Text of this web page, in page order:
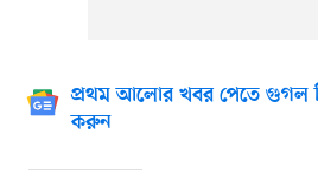
প্রথম আলোর খবর পেতে গুগল
করুন